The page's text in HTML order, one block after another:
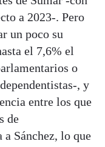
a 2023-. Pero
un poco su
el 7,6% el
o
, y
entre los que
de
a Sánchez, lo que